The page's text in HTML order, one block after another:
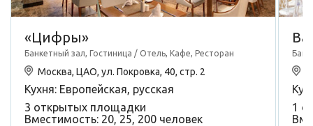
«Цифры»
Банкетный зал, Гостиница / Отель, Кафе, Ресторан
Москва, ЦАО, ул. Покровка, 40, стр. 2
Кухня: Европейская, русская
3 открытых площадки
Вместимость: 20, 25, 200 человек
1